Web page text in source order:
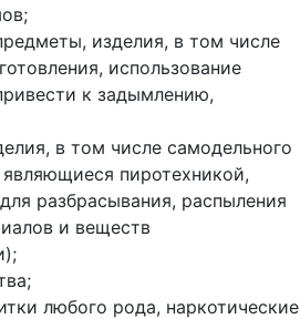
изделия, в том числе
использование
к задымлению,
в том числе самодельного
являющиеся пиротехникой,
разбрасывания, распыления
и веществ
любого рода, наркотические